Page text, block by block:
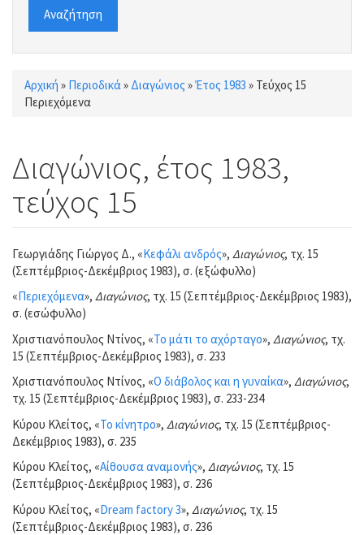
Αναζήτηση
Είστε εδώ
Αρχική » Περιοδικά» Διαγώνιος »Έτος 1983 » Τεύχος 15
Περιεχόμενα
Διαγώνιος, έτος 1983,
τεύχος 15
Γεωργιάδης Γιώργος Δ., «Κεφάλι ανδρός», Διαγώνιος, τχ. 15
(Σεπτέμβριος-Δεκέμβριος 1983), σ. (εξώφυλλο)
«Περιεχόμενα», Διαγώνιος, τχ. 15 (Σεπτέμβριος-Δεκέμβριος 1983),
σ. (εσώφυλλο)
Χριστιανόπουλος Ντίνος, «Το μάτι το αχόρταγο», Διαγώνιος, τχ.
15 (Σεπτέμβριος-Δεκέμβριος 1983), σ. 233
Χριστιανόπουλος Ντίνος, «Ο διάβολος και η γυναίκα», Διαγώνιος,
τχ. 15 (Σεπτέμβριος-Δεκέμβριος 1983), σ. 233-234
Κύρου Κλείτος, «Το κίνητρο», Διαγώνιος, τχ. 15 (Σεπτέμβριος-
Δεκέμβριος 1983), σ. 235
Κύρου Κλείτος, «Αίθουσα αναμονής», Διαγώνιος, τχ. 15
(Σεπτέμβριος-Δεκέμβριος 1983), σ. 236
Κύρου Κλείτος, «Dream factory 3», Διαγώνιος, τχ. 15
(Σεπτέμβριος-Δεκέμβριος 1983), σ. 236